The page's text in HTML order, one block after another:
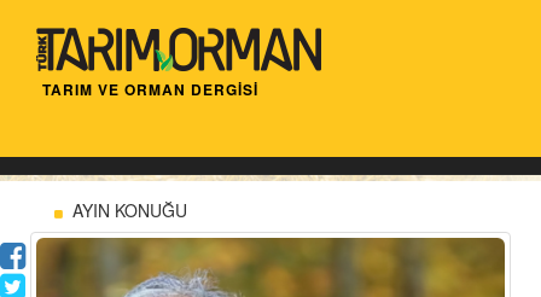
TARIM VE ORMAN DERGİSİ
AYIN KONUĞU